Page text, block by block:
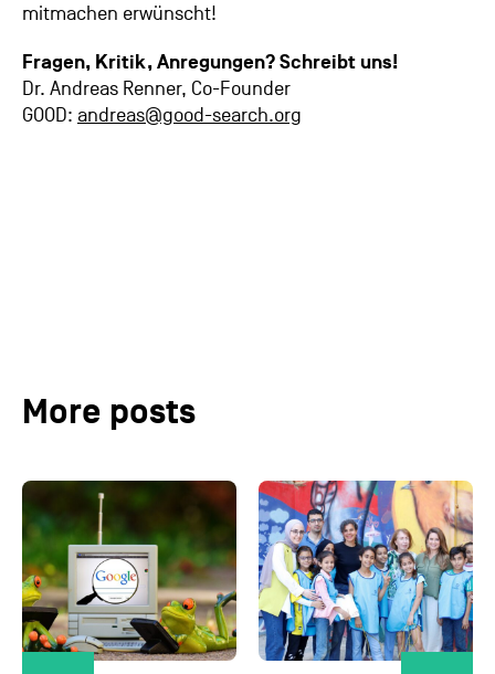
mitmachen erwünscht!
Fragen, Kritik, Anregungen? Schreibt uns!
Dr. Andreas Renner, Co-Founder
GOOD: andreas@good-search.org
More posts